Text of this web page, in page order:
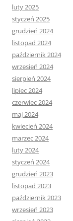
luty 2025
styczeń 2025
grudzień 2024
listopad 2024
październik 2024
wrzesień 2024
sierpień 2024
lipiec 2024
czerwiec 2024
maj 2024
kwiecień 2024
marzec 2024
luty 2024
styczeń 2024
grudzień 2023
listopad 2023
październik 2023
wrzesień 2023